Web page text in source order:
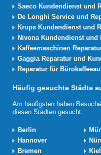
Saeco Kundendienst und
De Longhi Service und
Krups Kundendienst und
Nivona Kundendienst und
Kaffeemaschinen
Gaggia Reparatur und
Reparatur für
Häufig gesuchte Städte
Am häufigsten haben
diesen Städten gesucht:
Berlin
Hannover
Bremen
Kiel